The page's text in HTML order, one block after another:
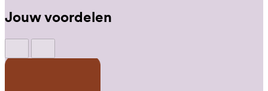
Jouw voordelen